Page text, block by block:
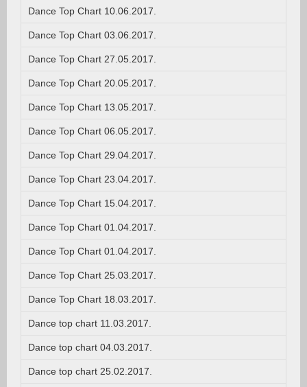
Dance Top Chart 10.06.2017.
Dance Top Chart 03.06.2017.
Dance Top Chart 27.05.2017.
Dance Top Chart 20.05.2017.
Dance Top Chart 13.05.2017.
Dance Top Chart 06.05.2017.
Dance Top Chart 29.04.2017.
Dance Top Chart 23.04.2017.
Dance Top Chart 15.04.2017.
Dance Top Chart 01.04.2017.
Dance Top Chart 01.04.2017.
Dance Top Chart 25.03.2017.
Dance Top Chart 18.03.2017.
Dance top chart 11.03.2017.
Dance top chart 04.03.2017.
Dance top chart 25.02.2017.